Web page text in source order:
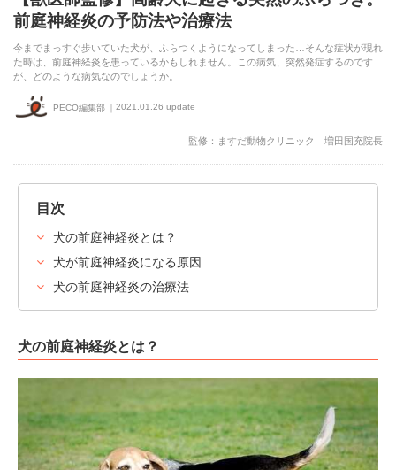
前庭神経炎の予防法や治療法
今までまっすぐ歩いていた犬が、ふらつくようになってしまった…そんな症状が現れ
た時は、前庭神経炎を患っているかもしれません。この病気、突然発症するのです
が、どのような病気なのでしょうか。
PECO編集部 2021.01.26 update
監修：ますだ動物クリニック 増田国充院長
目次
犬の前庭神経炎とは？
犬が前庭神経炎になる原因
犬の前庭神経炎の治療法
犬の前庭神経炎とは？